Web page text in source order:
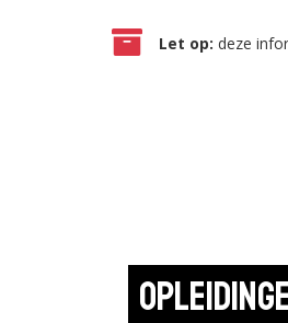
Let op: deze